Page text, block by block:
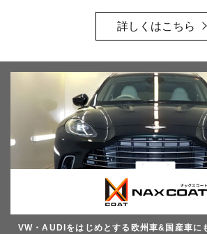
詳しくはこちら
VW・AUDIをはじめとする欧州車&国産車に